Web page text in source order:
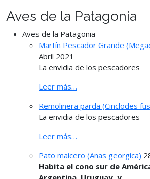
Aves de la Patagonia
Aves de la Patagonia
Martín Pescador Grande
Abril 2021
La envidia de los pescadores
Leer más…
Remolinera parda (Cinclodes
La envidia de los pescadores
Leer más…
Pato maicero (Anas georgica)
Habita el cono sur de